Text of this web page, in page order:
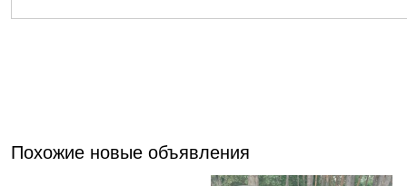
Похожие новые объявления